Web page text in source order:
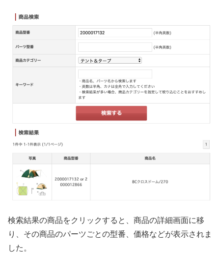
検索結果の商品をクリックすると、商品の詳細画面に移
り、その商品のパーツごとの型番、価格などが表示されま
した。